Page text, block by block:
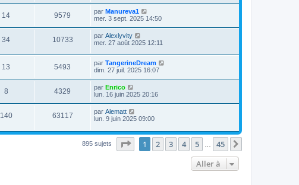
14 9579 par Manureva1
mer. 3 sept. 2025 14:50
34 10733 par Alexlyvity
mer. 27 août 2025 12:11
13 5493 par TangerineDream
dim. 27 juil. 2025 16:07
8 4329 par Enrico
lun. 16 juin 2025 20:16
140 63117 par Alematt
lun. 9 juin 2025 09:00
895 sujets Page sur45
1 2 3 4 5 45
Aller à